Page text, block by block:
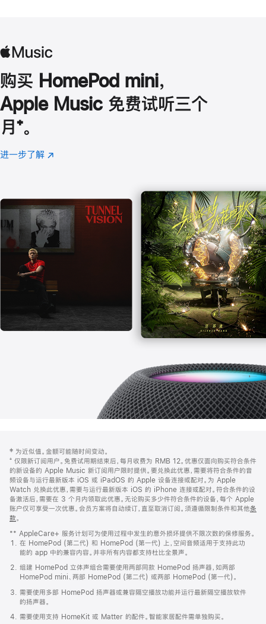
购买 HomePod mini，
Apple Music 免费试听三个
月 脚
注
⁺。
进一步了解 Apple
(在
口
中
打
开)
页
页
脚
注
‡ 为近似值。金额可能随时间变动。
⁺ 仅限新订阅用户。免费试用期结束后，每月收费为 RMB 12。优惠仅面向购买符合条件
的新设备的 Apple Music 新订阅用户限时提供。要兑换此优惠，需要将符合条件的音
频设备与运行最新版本 iOS 或 iPadOS 的 Apple 设备连接或配对。为 Apple
Watch 兑换此优惠，需要与运行最新版本 iOS 的 iPhone 连接或配对。符合条件的设
备激活后，需要在 3 个月内领取此优惠。无论购买多少件符合条件的设备，每个 Apple
账户仅可享受一次优惠。会员方案将自动续订，直至取消订阅。须遵循限制条件和其他条
款。
窗
口
中
打
开)
** AppleCare+ 服务计划可为使用过程中发生的意外损坏提供不限次数的保修服务。
在 HomePod (第二代) 和 HomePod (第一代) 上，空间音频适用于支持此功
能的 app 中的兼容内容。并非所有内容都支持杜比全景声。
组建 HomePod 立体声组合需要使用两部同款 HomePod 扬声器，如两部
HomePod mini、两部 HomePod (第二代) 或两部 HomePod (第一代)。
需要使用多部 HomePod 扬声器或兼容隔空播放功能并运行最新隔空播放软件
的扬声器。
需要使用支持 HomeKit 或 Matter 的配件。智能家居配件需单独购买。